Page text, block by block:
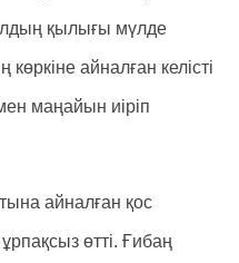
қылығы мүлде
айналған келісті
маңайын иіріп
айналған қос
өтті. Ғибаң